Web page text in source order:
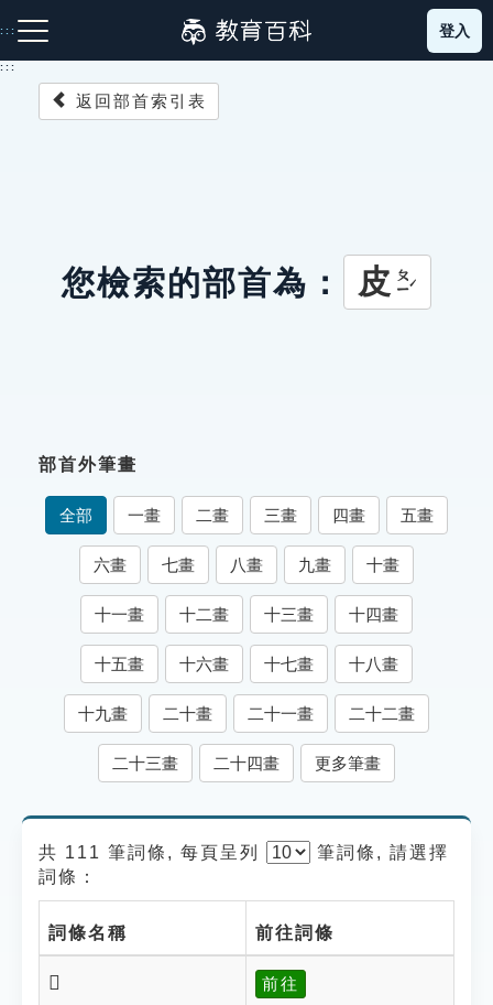
到
主
:::
成語故事
索引選單
知識索引
單字索引
生命大百科索引
遊戲專區
貓頭鷹博士
登入
:::
返回部首索引表
您檢索的部首為： 皮 ㄆㄧˊ
部首外筆畫
全部 一畫 二畫 三畫 四畫 五畫
六畫 七畫 八畫 九畫 十畫
十一畫 十二畫 十三畫 十四畫
十五畫 十六畫 十七畫 十八畫
十九畫 二十畫 二十一畫 二十二畫
二十三畫 二十四畫 更多筆畫
共 111 筆詞條, 每頁呈列 筆詞條, 請選擇
詞條：
詞條名稱 前往詞條
𤿆 前往